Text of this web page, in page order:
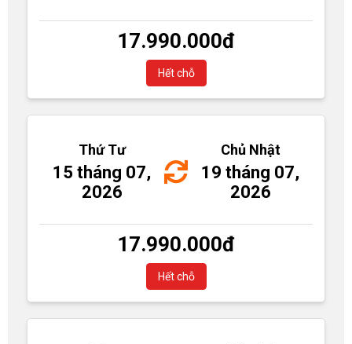
17.990.000đ
Hết chỗ
Thứ Tư
15 tháng 07,
2026
Chủ Nhật
19 tháng 07,
2026
17.990.000đ
Hết chỗ